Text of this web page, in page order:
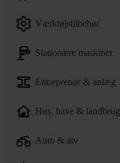
værktøjstilbehør
stationære maskiner
entreprenør & anlæg
hus, have & landbrug
auto & atv